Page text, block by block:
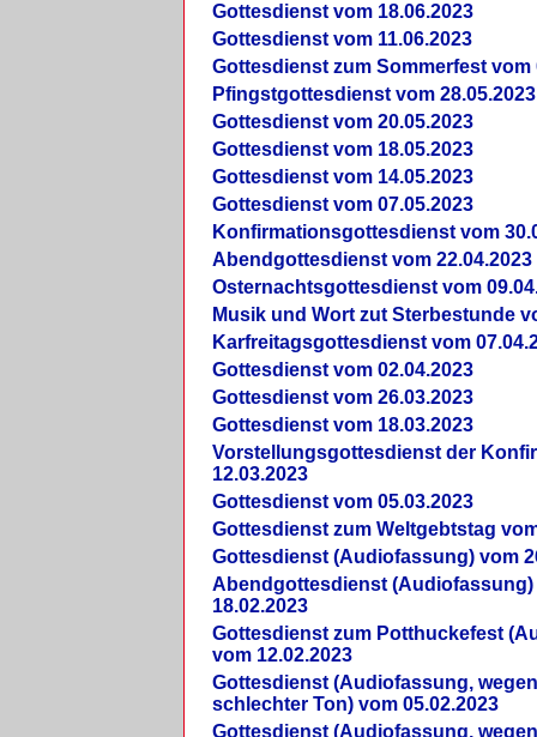
Gottesdienst vom 18.06.2023
Gottesdienst vom 11.06.2023
Gottesdienst zum Sommerfest vom
Pfingstgottesdienst vom 28.05.2023
Gottesdienst vom 20.05.2023
Gottesdienst vom 18.05.2023
Gottesdienst vom 14.05.2023
Gottesdienst vom 07.05.2023
Konfirmationsgottesdienst vom
Abendgottesdienst vom 22.04.2023
Osternachtsgottesdienst vom
Musik und Wort zut Sterbestunde
Karfreitagsgottesdienst vom
Gottesdienst vom 02.04.2023
Gottesdienst vom 26.03.2023
Gottesdienst vom 18.03.2023
Vorstellungsgottesdienst der
12.03.2023
Gottesdienst vom 05.03.2023
Gottesdienst zum Weltgebtstag
Gottesdienst (Audiofassung) vom
Abendgottesdienst (Audiofassung)
18.02.2023
Gottesdienst zum Potthuckefest
vom 12.02.2023
Gottesdienst (Audiofassung,
schlechter Ton) vom 05.02.2023
Gottesdienst (Audiofassung,